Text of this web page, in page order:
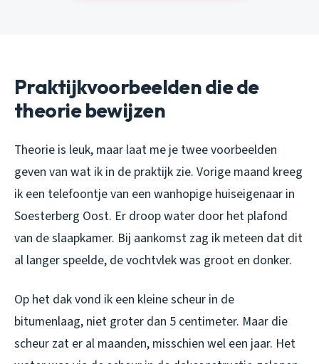
Praktijkvoorbeelden die de
theorie bewijzen
Theorie is leuk, maar laat me je twee voorbeelden
geven van wat ik in de praktijk zie. Vorige maand kreeg
ik een telefoontje van een wanhopige huiseigenaar in
Soesterberg Oost. Er droop water door het plafond
van de slaapkamer. Bij aankomst zag ik meteen dat dit
al langer speelde, de vochtvlek was groot en donker.
Op het dak vond ik een kleine scheur in de
bitumenlaag, niet groter dan 5 centimeter. Maar die
scheur zat er al maanden, misschien wel een jaar. Het